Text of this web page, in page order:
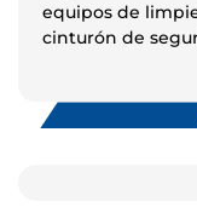
equipos de
cinturón de